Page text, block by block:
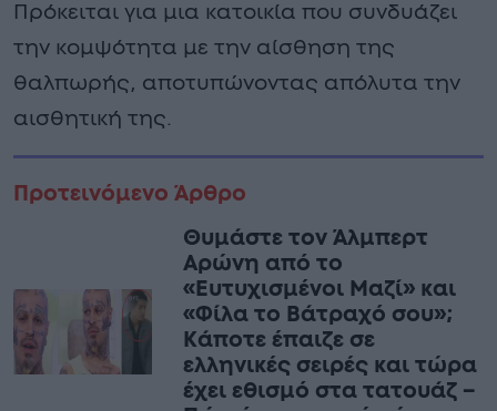
Πρόκειται για μια κατοικία που συνδυάζει
την κομψότητα με την αίσθηση της
θαλπωρής, αποτυπώνοντας απόλυτα την
αισθητική της.
Προτεινόμενο Άρθρο
Θυμάστε τον Άλμπερτ
Αρώνη από το
«Ευτυχισμένοι Μαζί» και
«Φίλα το Βάτραχό σου»;
Κάποτε έπαιζε σε
ελληνικές σειρές και τώρα
έχει εθισμό στα τατουάζ –